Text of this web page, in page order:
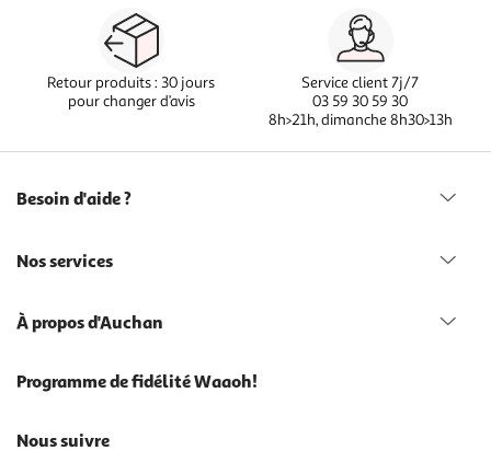
Retour produits : 30 jours
pour changer d’avis
Service client 7j/7
03 59 30 59 30
8h>21h, dimanche 8h30>13h
Besoin d'aide ?
Nos services
À propos d'Auchan
Programme de fidélité Waaoh!
Nous suivre